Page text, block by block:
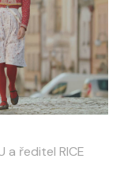
a ředitel RICE